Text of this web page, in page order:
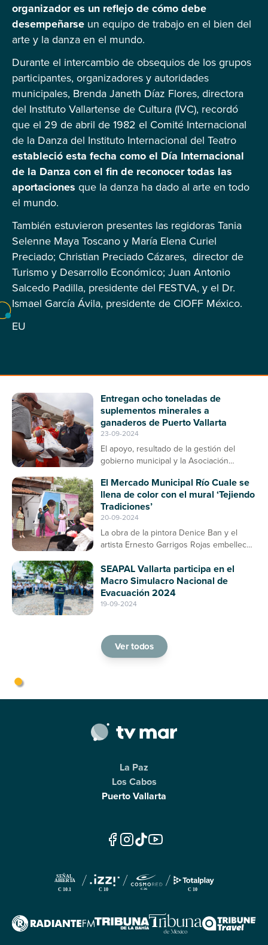
organizador es un reflejo de cómo debe
desempeñarse un equipo de trabajo en el bien del
arte y la danza en el mundo.
Durante el intercambio de obsequios de los grupos
participantes, organizadores y autoridades
municipales, Brenda Janeth Díaz Flores, directora
del Instituto Vallartense de Cultura (IVC), recordó
que el 29 de abril de 1982 el Comité Internacional
de la Danza del Instituto Internacional del Teatro
estableció esta fecha como el Día Internacional
de la Danza con el fin de reconocer todas las
aportaciones que la danza ha dado al arte en todo
el mundo.
También estuvieron presentes las regidoras Tania
Selenne Maya Toscano y María Elena Curiel
Preciado; Christian Preciado Cázares, director de
Turismo y Desarrollo Económico; Juan Antonio
Salcedo Padilla, presidente del FESTVA, y el Dr.
Ismael García Ávila, presidente de CIOFF México.
EU
Entregan ocho toneladas de
suplementos minerales a
ganaderos de Puerto Vallarta
23-09-2024
El apoyo, resultado de la gestión del
gobierno municipal y la Asociación
enfermedades en el ganado bovino
El Mercado Municipal Río Cuale se
llena de color con el mural ‘Tejiendo
Tradiciones’
20-09-2024
La obra de la pintora Denice Ban y el
artista Ernesto Garrigos Rojas embellece
como un espacio de arte y cultura en
Puerto Vallarta
SEAPAL Vallarta participa en el
Macro Simulacro Nacional de
Evacuación 2024
19-09-2024
Ver todos
La Paz
Los Cabos
Puerto Vallarta